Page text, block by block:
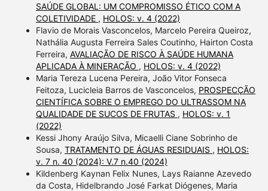
SAÚDE GLOBAL: UM COMPROMISSO ÉTICO COM A
COLETIVIDADE , HOLOS: v. 4 (2022)
Flavio de Morais Vasconcelos, Marcelo Pereira Queiroz,
Nathália Augusta Ferreira Sales Coutinho, Hairton Costa
Ferreira, AVALIAÇÃO DE RISCO À SAÚDE HUMANA
APLICADA À MINERAÇÃO , HOLOS: v. 4 (2022)
Maria Tereza Lucena Pereira, João Vitor Fonseca
Feitoza, Lucicleia Barros de Vasconcelos, PROSPECÇÃO
CIENTÍFICA SOBRE O EMPREGO DO ULTRASSOM NA
QUALIDADE DE SUCOS DE FRUTAS , HOLOS: v. 1
(2022)
Kessi Jhony Araújo Silva, Micaelli Ciane Sobrinho de
Sousa, TRATAMENTO DE ÁGUAS RESIDUAIS , HOLOS:
v. 7 n. 40 (2024): V.7 n.40 (2024)
Kildenberg Kaynan Felix Nunes, Lays Raianne Azevedo
da Costa, Hidelbrando José Farkat Diógenes, Maria